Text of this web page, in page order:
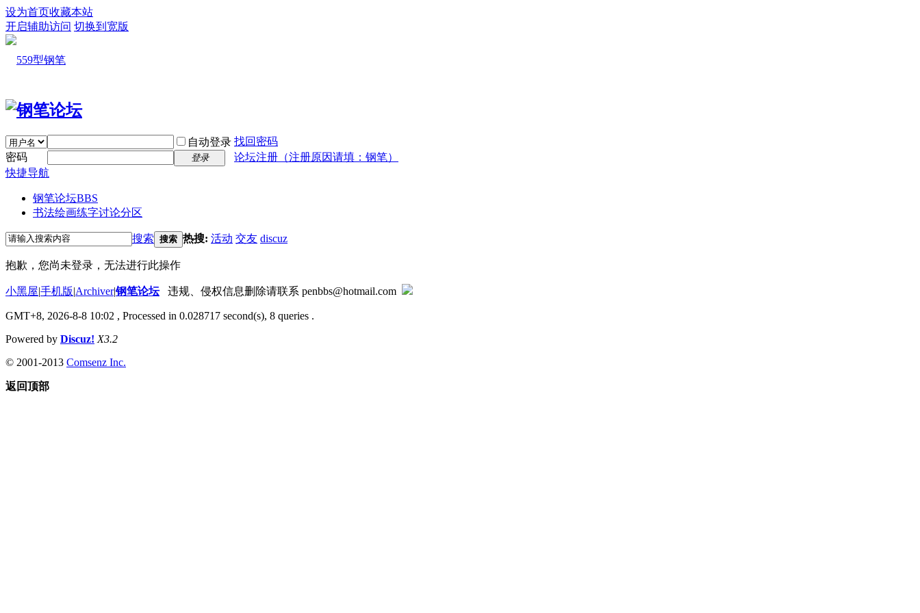
设为首页收藏本站
开启辅助访问 切换到宽版
自动登录 找回密码
密码
登录
论坛注册（注册原因请填：钢笔）
快捷导航
钢笔论坛BBS
书法绘画练字讨论分区
搜索 搜索 热搜: 活动 交友 discuz
抱歉，您尚未登录，无法进行此操作
小黑屋|手机版|Archiver|钢笔论坛 违规、侵权信息删除请联系 penbbs@hotmail.com
GMT+8, 2026-8-8 10:02 , Processed in 0.028717 second(s), 8 queries .
Powered by Discuz! X3.2
© 2001-2013 Comsenz Inc.
返回顶部